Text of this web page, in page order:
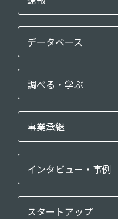
データベース
調べる・学ぶ
事業承継
インタビュー・事例
スタートアップ